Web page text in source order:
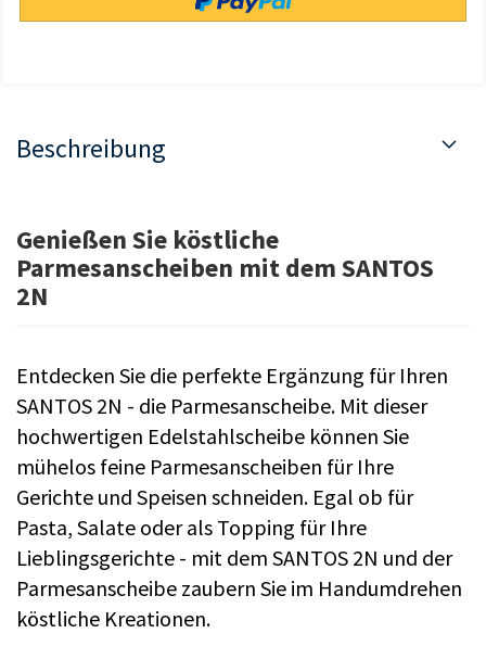
Beschreibung
Genießen Sie köstliche
Parmesanscheiben mit dem SANTOS
2N
Entdecken Sie die perfekte Ergänzung für Ihren
SANTOS 2N - die Parmesanscheibe. Mit dieser
hochwertigen Edelstahlscheibe können Sie
mühelos feine Parmesanscheiben für Ihre
Gerichte und Speisen schneiden. Egal ob für
Pasta, Salate oder als Topping für Ihre
Lieblingsgerichte - mit dem SANTOS 2N und der
Parmesanscheibe zaubern Sie im Handumdrehen
köstliche Kreationen.